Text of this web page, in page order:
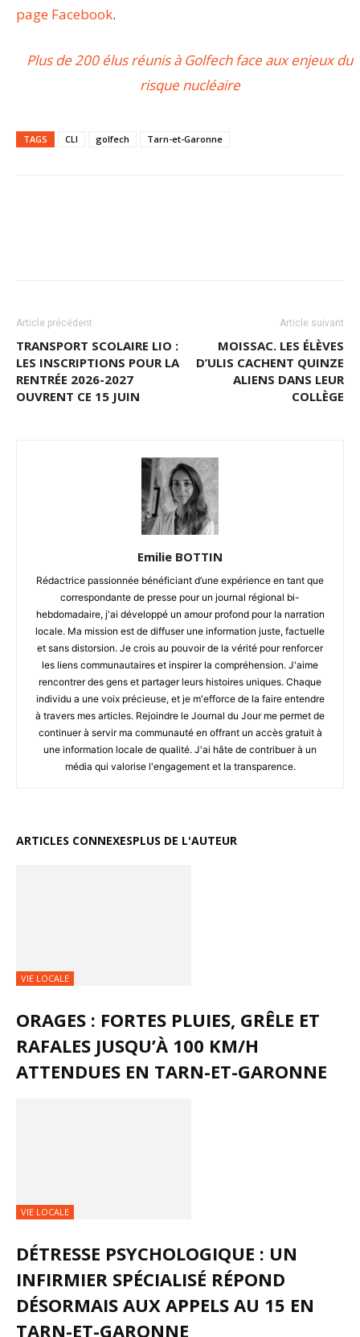
page Facebook.
Plus de 200 élus réunis à Golfech face aux enjeux du
risque nucléaire
TAGS CLI golfech Tarn-et-Garonne
Article précédent
TRANSPORT SCOLAIRE LIO :
LES INSCRIPTIONS POUR LA
RENTRÉE 2026-2027
OUVRENT CE 15 JUIN
Article suivant
MOISSAC. LES ÉLÈVES
D’ULIS CACHENT QUINZE
ALIENS DANS LEUR
COLLÈGE
Emilie BOTTIN
Rédactrice passionnée bénéficiant d’une expérience en tant que
correspondante de presse pour un journal régional bi-
hebdomadaire, j'ai développé un amour profond pour la narration
locale. Ma mission est de diffuser une information juste, factuelle
et sans distorsion. Je crois au pouvoir de la vérité pour renforcer
les liens communautaires et inspirer la compréhension. J'aime
rencontrer des gens et partager leurs histoires uniques. Chaque
individu a une voix précieuse, et je m'efforce de la faire entendre
à travers mes articles. Rejoindre le Journal du Jour me permet de
continuer à servir ma communauté en offrant un accès gratuit à
une information locale de qualité. J'ai hâte de contribuer à un
média qui valorise l'engagement et la transparence.
ARTICLES CONNEXESPLUS DE L'AUTEUR
VIE LOCALE
ORAGES : FORTES PLUIES, GRÊLE ET
RAFALES JUSQU’À 100 KM/H
ATTENDUES EN TARN-ET-GARONNE
VIE LOCALE
DÉTRESSE PSYCHOLOGIQUE : UN
INFIRMIER SPÉCIALISÉ RÉPOND
DÉSORMAIS AUX APPELS AU 15 EN
TARN-ET-GARONNE